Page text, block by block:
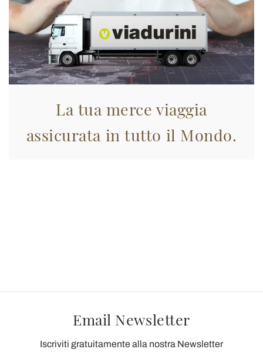
La tua merce viaggia
assicurata in tutto il Mondo.
Email Newsletter
Iscriviti gratuitamente alla nostra Newsletter